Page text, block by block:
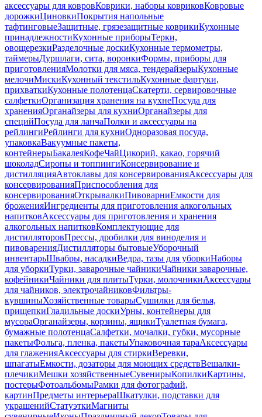
аксессуары для ковровКоврики, наборы ковриковКовровые
дорожкиЦиновкиПокрытия напольные
тафтинговыеЗащитные, грязезащитные коврикиКухонные
принадлежностиКухонные приборыТерки,
овощерезкиРазделочные доскиКухонные термометры,
таймерыДуршлаги, сита, воронкиФормы, приборы для
приготовленияМолотки для мяса, тендерайзерыКухонные
мелочиМискиКухонный текстильКухонные фартуки,
прихваткиКухонные полотенцаСкатерти, сервировочные
салфеткиОрганизация хранения на кухнеПосуда для
храненияОрганайзеры для кухниОрганайзеры для
специйПосуда для ланчаПолки и аксессуары на
рейлингиРейлинги для кухниОдноразовая посуда,
упаковкаВакуумные пакеты,
контейнерыБакалеяКофеЧайЦикорий, какао, горячий
шоколадСиропы и топпингиКонсервирование и
дистилляцияАвтоклавы для консервированияАксессуары для
консервированияПриспособления для
консервированияОткрывалкиПивоварниЕмкости для
броженияИнгредиенты для приготовления алкогольных
напитковАксессуары для приготовления и хранения
алкогольных напитковКомплектующие для
дистилляторовПрессы, дробилки для виноделия и
пивоваренияДистилляторы бытовыеУборочный
инвентарьШвабры, насадкиВедра, тазы для уборкиНаборы
для уборкиТурки, заварочные чайникиЧайники заварочные,
кофейникиЧайники для плитыТурки, молочникиАксессуары
для чайников, электрочайниковФильтры-
кувшиныХозяйственные товарыСушилки для белья,
прищепкиГладильные доскиУрны, контейнеры для
мусораОрганайзеры, корзины, ящикиТуалетная бумага,
бумажные полотенцаСалфетки, мочалки, губки, мусорные
пакетыФольга, пленка, пакетыУпаковочная тараАксессуары
для глаженияАксессуары для стиркиВеревки,
шпагатыЕмкости, дозаторы для моющих средствВешалки-
плечикиМешки хозяйственныеСувенирыКопилкиКартины,
постерыФотоальбомыРамки для фотографий,
картинПредметы интерьераШкатулки, подставки для
украшенийСтатуэткиМагниты